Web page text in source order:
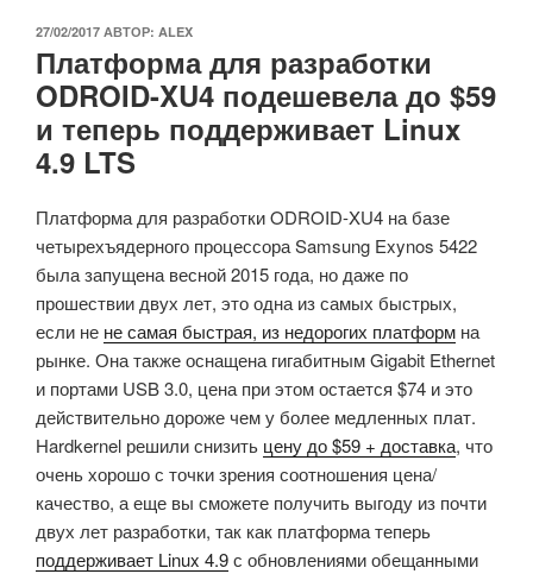
ОПУБЛИКОВАНО
27/02/2017 АВТОР: ALEX
Платформа для разработки
ODROID-XU4 подешевела до $59
и теперь поддерживает Linux
4.9 LTS
Платформа для разработки ODROID-XU4 на базе
четырехъядерного процессора Samsung Exynos 5422
была запущена весной 2015 года, но даже по
прошествии двух лет, это одна из самых быстрых,
если не не самая быстрая, из недорогих платформ на
рынке. Она также оснащена гигабитным Gigabit Ethernet
и портами USB 3.0, цена при этом остается $74 и это
действительно дороже чем у более медленных плат.
Hardkernel решили снизить цену до $59 + доставка, что
очень хорошо с точки зрения соотношения цена/
качество, а еще вы сможете получить выгоду из почти
двух лет разработки, так как платформа теперь
поддерживает Linux 4.9с обновлениями обещанными